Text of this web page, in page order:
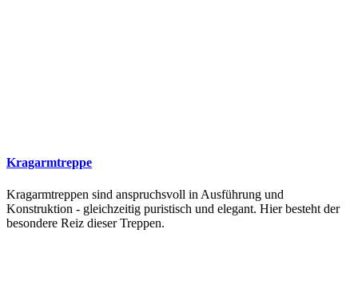
Kragarmtreppe
Kragarmtreppen sind anspruchsvoll in Ausführung und
Konstruktion - gleichzeitig puristisch und elegant. Hier besteht der
besondere Reiz dieser Treppen.